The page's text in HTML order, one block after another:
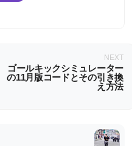
NEXT
ゴールキックシミュレーター
の11月版コードとその引き換
え方法